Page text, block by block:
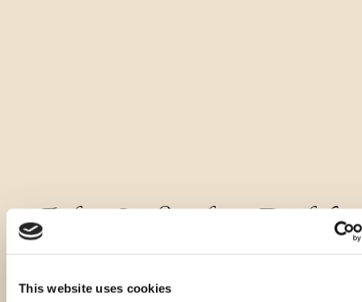
This website uses cookies
Andere Größen dieses Produkts